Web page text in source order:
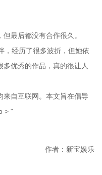
最后都没有合作很久。
，经历了很多波折，但她依
优秀的作品，真的很让人
来自互联网。本文旨在倡导
> "
作者：新宝娱乐